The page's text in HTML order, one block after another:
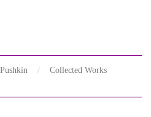
Collected Works